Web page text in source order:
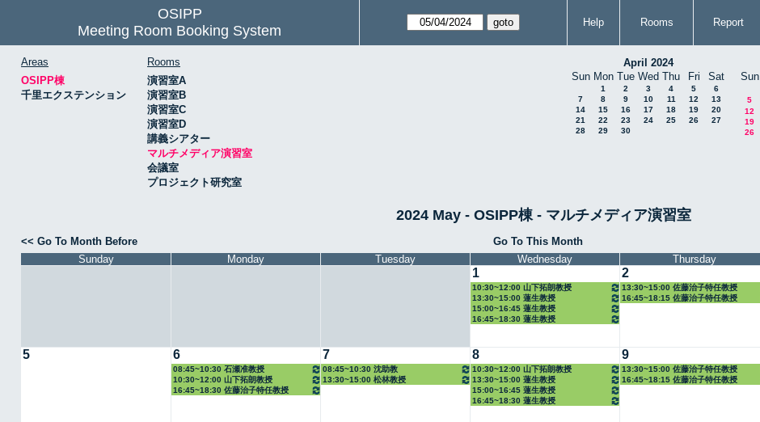
OSIPP
Meeting Room Booking System
Help Rooms Report
Areas
OSIPP棟
千里エクステンション
Rooms
演習室A
演習室B
演習室C
演習室D
講義シアター
マルチメディア演習室
会議室
プロジェクト研究室
April 2024
Sun Mon Tue Wed Thu Fri Sat
1 2 3 4 5
6
7
8 9 10 11 12
13
14
15 16 17 18 19
20
21
22 23 24 25 26
27
28
29 30
Sun
5
12
19
26
2024 May - OSIPP棟 - マルチメディア演習室
<< Go To Month Before Go To This Month
Sunday
Monday Tuesday Wednesday Thursday
1
10:30~12:00 山下拓朗教授
13:30~15:00 蓮生教授
15:00~16:45 蓮生教授
16:45~18:30 蓮生教授
2
13:30~15:00 佐藤治子特任教授
16:45~18:15 佐藤治子特任教授
5 6
08:45~10:30 石瀬准教授
10:30~12:00 山下拓朗教授
16:45~18:30 佐藤治子特任教授
7
08:45~10:30 沈助教
13:30~15:00 松林教授
8
10:30~12:00 山下拓朗教授
13:30~15:00 蓮生教授
15:00~16:45 蓮生教授
16:45~18:30 蓮生教授
9
13:30~15:00 佐藤治子特任教授
16:45~18:15 佐藤治子特任教授